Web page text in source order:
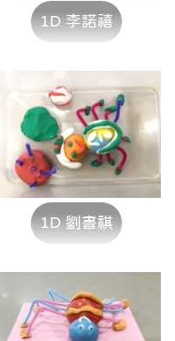
1D 李諾禧
1D 劉書祺